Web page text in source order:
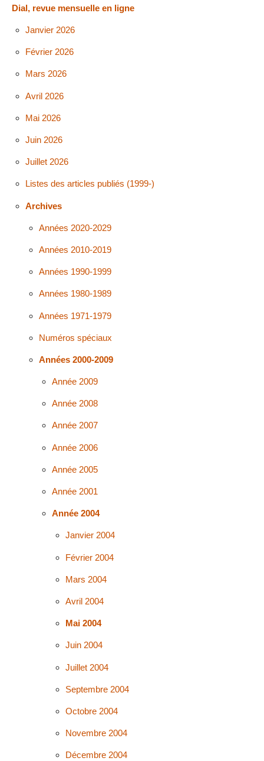
Dial, revue mensuelle en ligne
Janvier 2026
Février 2026
Mars 2026
Avril 2026
Mai 2026
Juin 2026
Juillet 2026
Listes des articles publiés (1999-)
Archives
Années 2020-2029
Années 2010-2019
Années 1990-1999
Années 1980-1989
Années 1971-1979
Numéros spéciaux
Années 2000-2009
Année 2009
Année 2008
Année 2007
Année 2006
Année 2005
Année 2001
Année 2004
Janvier 2004
Février 2004
Mars 2004
Avril 2004
Mai 2004
Juin 2004
Juillet 2004
Septembre 2004
Octobre 2004
Novembre 2004
Décembre 2004